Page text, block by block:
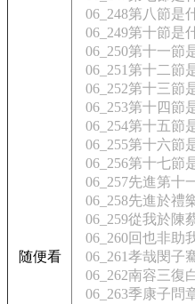
随便看
06_248第八節是
06_249第十節是
06_250第十一節
06_251第十二節
06_252第十三節
06_253第十四節
06_254第十五節
06_255第十六節
06_256第十七節
06_257先進第十
06_258先進於禮
06_259從我於陳
06_260回也非助
06_261孝哉閔子
06_262南容三復
06_263季康子問